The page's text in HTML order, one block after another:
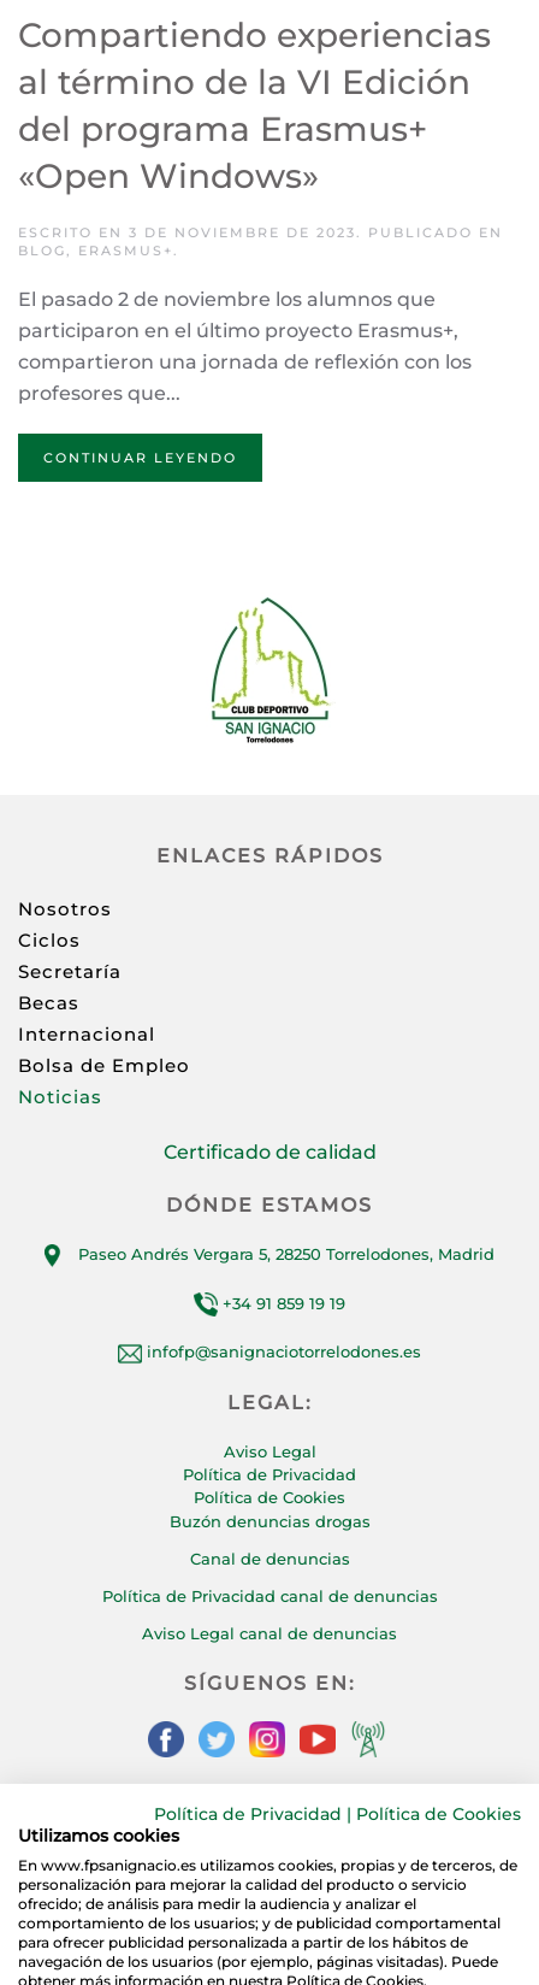
Compartiendo experiencias
al término de la VI Edición
del programa Erasmus+
«Open Windows»
ESCRITO EN 3 DE NOVIEMBRE DE 2023. PUBLICADO EN
BLOG, ERASMUS+.
El pasado 2 de noviembre los alumnos que
participaron en el último proyecto Erasmus+,
compartieron una jornada de reflexión con los
profesores que...
CONTINUAR LEYENDO
ENLACES RÁPIDOS
Nosotros
Ciclos
Secretaría
Becas
Internacional
Bolsa de Empleo
Noticias
Certificado de calidad
DÓNDE ESTAMOS
Paseo Andrés Vergara 5, 28250 Torrelodones, Madrid
+34 91 859 19 19
infofp@sanignaciotorrelodones.es
LEGAL:
Aviso Legal
Política de Privacidad
Política de Cookies
Buzón denuncias drogas
Canal de denuncias
Política de Privacidad canal de denuncias
Aviso Legal canal de denuncias
SÍGUENOS EN:
CONTÁCTANOS:
Política de Privacidad | Política de Cookies
Utilizamos cookies
En www.fpsanignacio.es utilizamos cookies, propias y de terceros, de
personalización para mejorar la calidad del producto o servicio
ofrecido; de análisis para medir la audiencia y analizar el
comportamiento de los usuarios; y de publicidad comportamental
para ofrecer publicidad personalizada a partir de los hábitos de
navegación de los usuarios (por ejemplo, páginas visitadas). Puede
obtener más información en nuestra Política de Cookies.